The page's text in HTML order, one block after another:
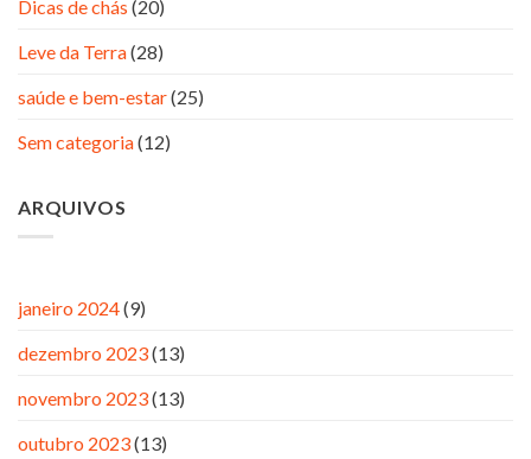
Dicas de chás (20)
Leve da Terra(28)
saúde e bem-estar(25)
Sem categoria(12)
ARQUIVOS
janeiro 2024(9)
dezembro 2023(13)
novembro 2023(13)
outubro 2023(13)